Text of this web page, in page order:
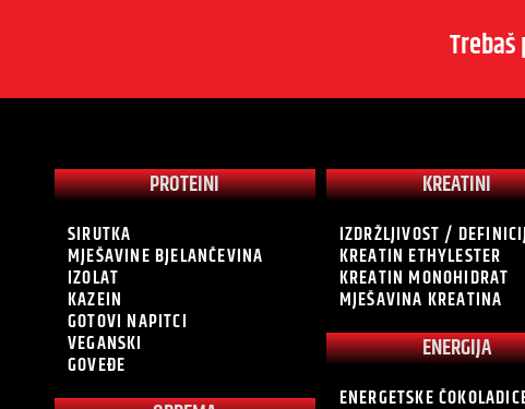
PROTEINI
SIRUTKA
MJEŠAVINE BJELANČEVINA
IZOLAT
KAZEIN
GOTOVI NAPITCI
VEGANSKI
GOVEĐE
KREATINI
IZDRŽLJIVOST /
KREATIN ETHYLESTER
KREATIN MONOHIDRAT
MJEŠAVINA KREATINA
ENERGIJA
ENERGETSKE